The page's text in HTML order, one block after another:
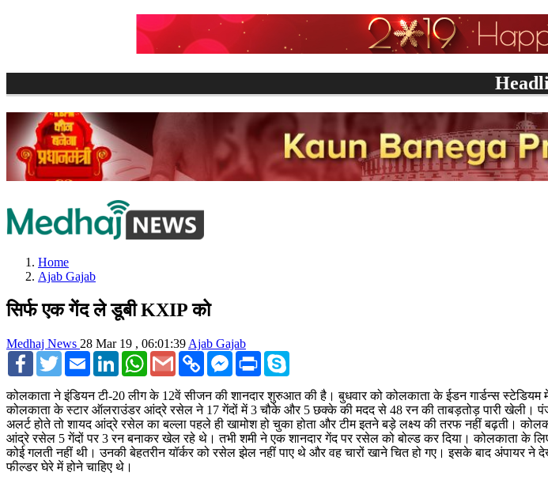
Home
Ajab Gajab
सिर्फ एक गेंद ले डूबी KXIP को
Medhaj News 28 Mar 19 , 06:01:39 Ajab Gajab
Facebook
TwitterEmail LinkedInWhatsApp
Gmail Copy
Link
Facebook
Messenger
Print
कोलकाता ने इंडियन टी-20 लीग के 12वें सीजन की शानदार शुरुआत की है। बुधवार को कोलकाता के ईडन गार्डन्स
कोलकाता के स्टार ऑलराउंडर आंद्रे रसेल ने 17 गेंदों में 3 चौके और 5 छक्के की मदद से 48 रन की ताबड़तोड़ पारी खेली।
अलर्ट होते तो शायद आंद्रे रसेल का बल्ला पहले ही खामोश हो चुका होता और टीम इतने बड़े लक्ष्य की तरफ नहीं बढ़ती।
आंद्रे रसेल 5 गेंदों पर 3 रन बनाकर खेल रहे थे। तभी शमी ने एक शानदार गेंद पर रसेल को बोल्ड कर दिया। कोलकाता के
कोई गलती नहीं थी। उनकी बेहतरीन यॉर्कर को रसेल झेल नहीं पाए थे और वह चारों खाने चित हो गए। इसके बाद
फील्डर घेरे में होने चाहिए थे।